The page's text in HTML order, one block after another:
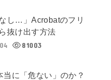
なし…」Acrobatのフリ
抜け出す方法
81003
に「危ない」のか？